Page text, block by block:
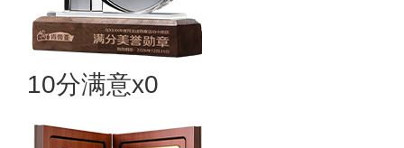
10分满意x0